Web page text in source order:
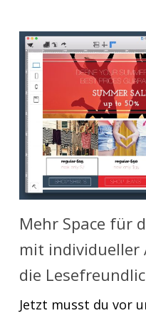
Mehr Space für
mit individueller
die
Jetzt musst du vor